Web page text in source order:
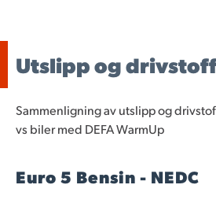
Utslipp og
Sammenligning av utslipp og
vs biler med DEFA WarmUp
Euro 5 Bensin - NEDC